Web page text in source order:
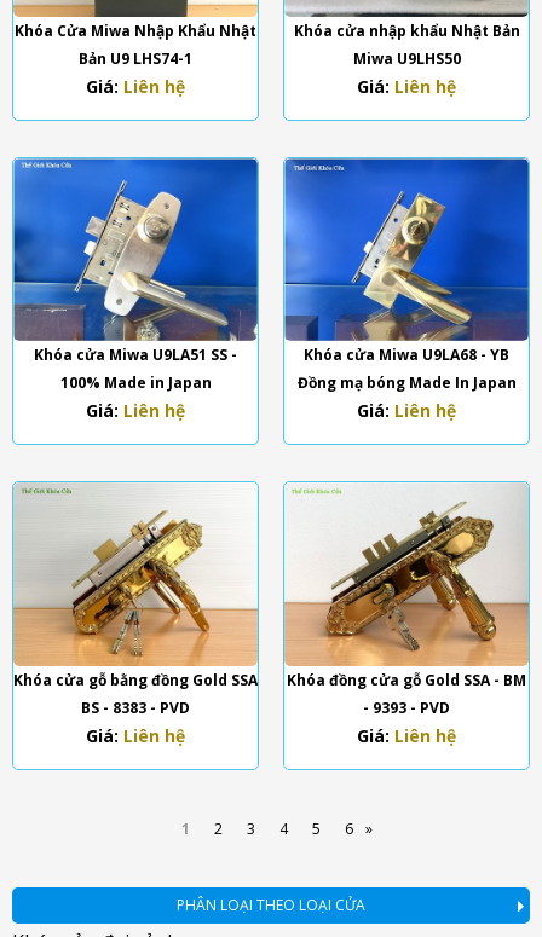
Khóa Cửa Miwa Nhập Khẩu Nhật
Bản U9 LHS74-1
Giá: Liên hệ
Khóa cửa nhập khẩu Nhật Bản
Miwa U9LHS50
Giá: Liên hệ
Khóa cửa Miwa U9LA51 SS -
100% Made in Japan
Giá: Liên hệ
Khóa cửa Miwa U9LA68 - YB
Đồng mạ bóng Made In Japan
Giá: Liên hệ
Khóa cửa gỗ bằng đồng Gold SSA
BS - 8383 - PVD
Giá: Liên hệ
Khóa đồng cửa gỗ Gold SSA - BM
- 9393 - PVD
Giá: Liên hệ
1 2 3 4 5 6 »
PHÂN LOẠI THEO LOẠI CỬA